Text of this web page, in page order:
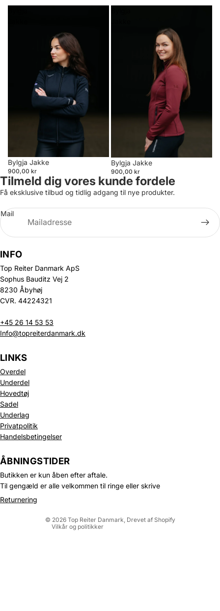
Bylgja Jakke
900,00 kr
Bylgja Jakke
900,00 kr
Tilmeld dig vores kunde fordele
Få eksklusive tilbud og tidlig adgang til nye produkter.
Mail
INFO
Top Reiter Danmark ApS
Sophus Bauditz Vej 2
8230 Åbyhøj
CVR. 44224321
+45 26 14 53 53
Info@topreiterdanmark.dk
LINKS
Overdel
Underdel
Hovedtøj
Sadel
Underlag
Privatpolitik
Handelsbetingelser
ÅBNINGSTIDER
Butikken er kun åben efter aftale.
Til gengæld er alle velkommen til ringe eller skrive
Returnering
© 2026 Top Reiter Danmark , Drevet af Shopify
Vilkår og politikker
Politik om beskyttelse af persondata
Refusionspolitik
Leveringspolitik